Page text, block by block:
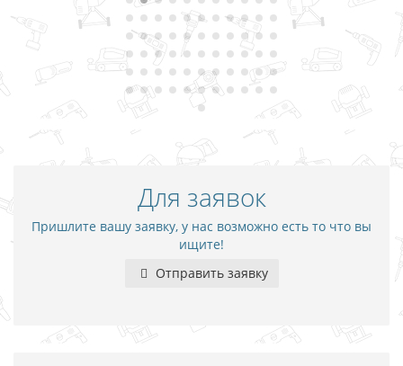
Для заявок
Пришлите вашу заявку, у нас возможно есть то что вы
ищите!
Отправить заявку